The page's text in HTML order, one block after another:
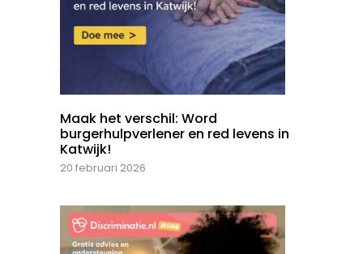
Maak het verschil: Word
burgerhulpverlener en red levens in
Katwijk!
20 februari 2026